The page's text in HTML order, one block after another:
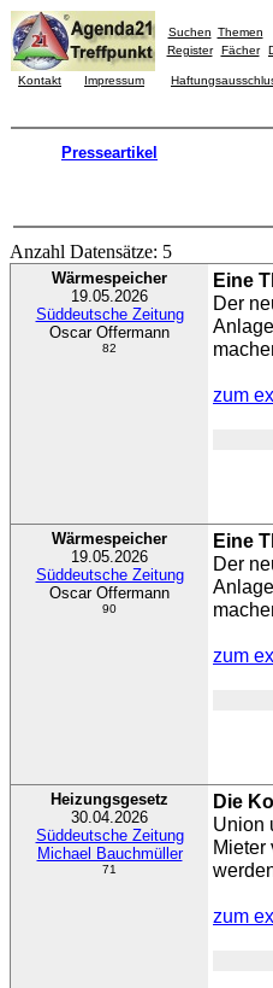
Suchen Themen
Register
Fächer
Kontakt Impressum
Presseartikel
Anzahl Datensätze: 5
Wärmespeicher
19.05.2026
Süddeutsche Zeitung
Oscar Offermann
82
Eine
Der
zum
Wärmespeicher
19.05.2026
Süddeutsche Zeitung
Oscar Offermann
90
Eine
Der
zum
Heizungsgesetz
30.04.2026
Süddeutsche Zeitung
Michael Bauchmüller
71
Die
Union
Mieter
zum